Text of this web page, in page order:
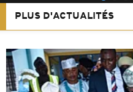
PLUS D'ACTUALITÉS